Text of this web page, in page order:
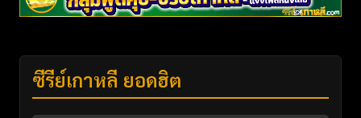
ซีรี่ย์เกาหลี ยอดฮิต